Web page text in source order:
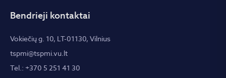
Bendrieji kontaktai
Vokiečių g. 10, LT-01130, Vilnius
tspmi@tspmi.vu.lt
Tel.: +370 5 251 41 30